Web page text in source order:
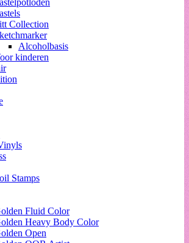
Collection
Alcoholbasis
kinderen
Stamps
Fluid Color
Heavy Body Color
Open